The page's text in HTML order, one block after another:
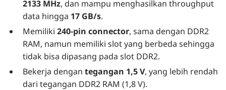
2133 MHz, dan mampu menghasilkan throughput
data hingga 17 GB/s.
Memiliki 240-pin connector, sama dengan DDR2
RAM, namun memiliki slot yang berbeda sehingga
tidak bisa dipasang pada slot DDR2.
Bekerja dengan tegangan 1,5 V, yang lebih rendah
dari tegangan DDR2 RAM (1,8 V).